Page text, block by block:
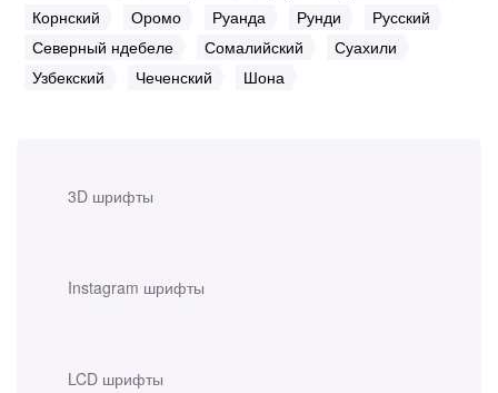
3D шрифты
Instagram шрифты
LCD шрифты
Корнский
Оромо Руанда Рунди
Русский
Северный ндебеле
Сомалийский
Суахили
Узбекский
Чеченский Шона